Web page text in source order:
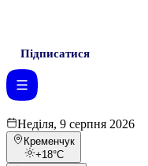
Підписатися
Неділя, 9 серпня 2026
Кременчук
+18°C